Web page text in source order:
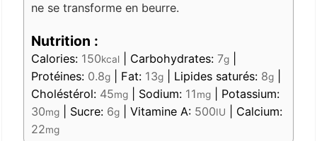
ne se transforme en beurre.
Nutrition :
Calories: 150kcal Carbohydrates: 7g
Protéines: 0.8g Fat: 13g Lipides saturés: 8g
Choléstérol: 45mg Sodium: 11mg
Potassium:
30mg Sucre: 6g Vitamine A: 500IU
Calcium:
22mg